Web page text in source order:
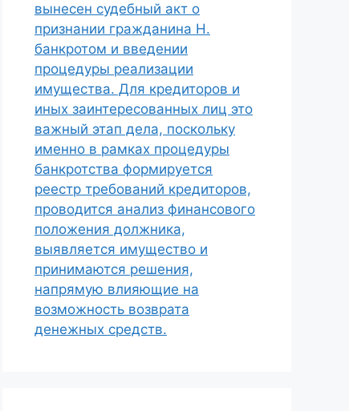
вынесен судебный акт о
признании гражданина Н.
банкротом и введении
процедуры реализации
имущества. Для кредиторов и
иных заинтересованных лиц это
важный этап дела, поскольку
именно в рамках процедуры
банкротства формируется
реестр требований кредиторов,
проводится анализ финансового
положения должника,
выявляется имущество и
принимаются решения,
напрямую влияющие на
возможность возврата
денежных средств.